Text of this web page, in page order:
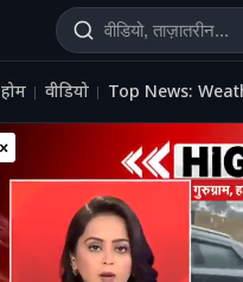
होम वीडियो Top News: